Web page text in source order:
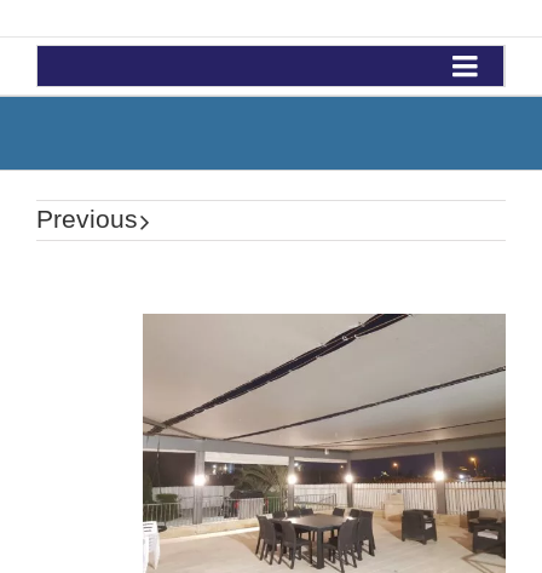
Previous